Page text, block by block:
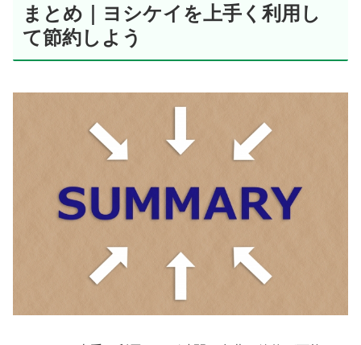
まとめ｜ヨシケイを上手く利用し
て節約しよう